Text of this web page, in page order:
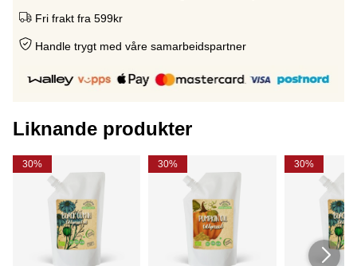
Fri frakt fra 599kr
Handle trygt med våre samarbeidspartner
Liknande produkter
30% 30% 30%